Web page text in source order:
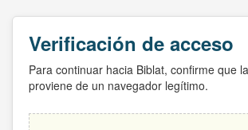
Verificación de acceso
Para continuar hacia Biblat, confirme que
proviene de un navegador legítimo.